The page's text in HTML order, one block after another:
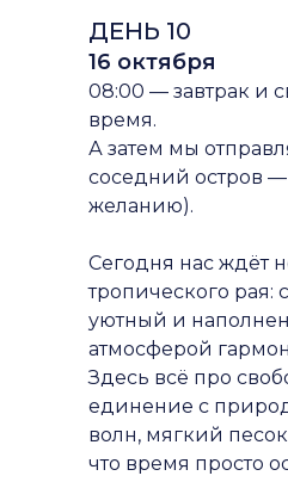
ДЕНЬ 10
16 октября
08:00 — завтрак и
время.
А затем мы
соседний остров —
желанию).
Сегодня нас ждёт
тропического рая:
уютный и
атмосферой
Здесь всё про
единение с
волн, мягкий
что время просто